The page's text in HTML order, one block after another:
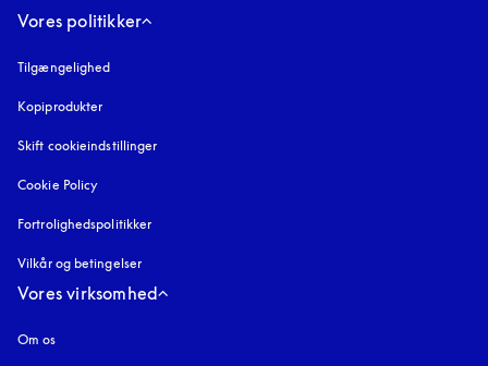
Vores politikker
Tilgængelighed
Kopiprodukter
Skift cookieindstillinger
Cookie Policy
Fortrolighedspolitikker
Vilkår og betingelser
Vores virksomhed
Om os